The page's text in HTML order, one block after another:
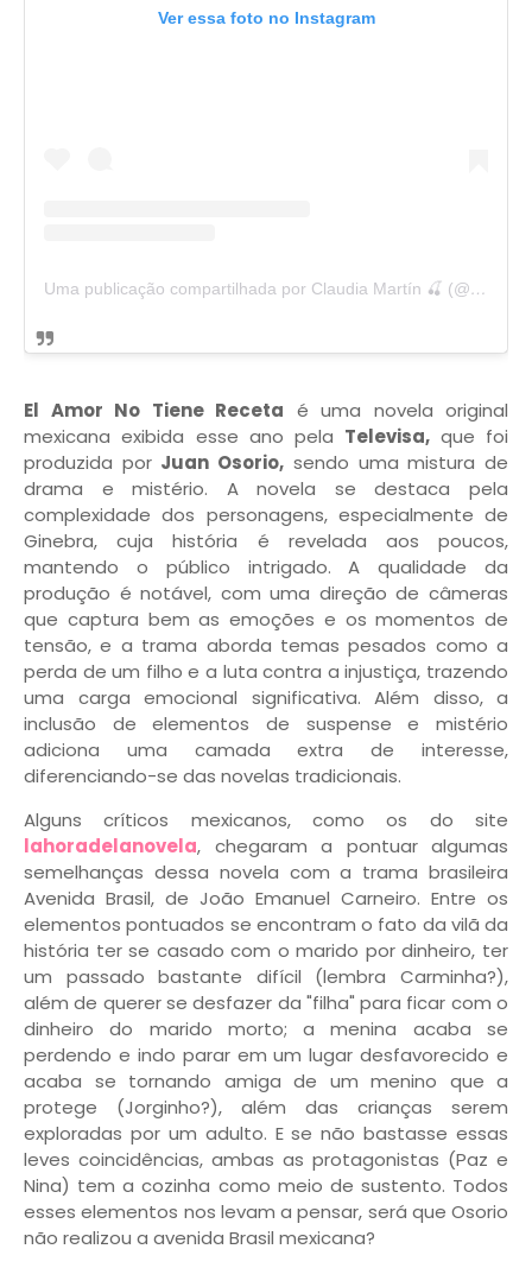
Ver essa foto no Instagram
Uma publicação compartilhada por Claudia Martín 🍒 (@claudia3martin)
El Amor No Tiene Receta é uma novela original
mexicana exibida esse ano pela Televisa, que foi
produzida por Juan Osorio, sendo uma mistura de
drama e mistério. A novela se destaca pela
complexidade dos personagens, especialmente de
Ginebra, cuja história é revelada aos poucos,
mantendo o público intrigado. A qualidade da
produção é notável, com uma direção de câmeras
que captura bem as emoções e os momentos de
tensão, e a trama aborda temas pesados como a
perda de um filho e a luta contra a injustiça, trazendo
uma carga emocional significativa. Além disso, a
inclusão de elementos de suspense e mistério
adiciona uma camada extra de interesse,
diferenciando-se das novelas tradicionais.
Alguns críticos mexicanos, como os do site
lahoradelanovela, chegaram a pontuar algumas
semelhanças dessa novela com a trama brasileira
Avenida Brasil, de João Emanuel Carneiro. Entre os
elementos pontuados se encontram o fato da vilã da
história ter se casado com o marido por dinheiro, ter
um passado bastante difícil (lembra Carminha?),
além de querer se desfazer da "filha" para ficar com o
dinheiro do marido morto; a menina acaba se
perdendo e indo parar em um lugar desfavorecido e
acaba se tornando amiga de um menino que a
protege (Jorginho?), além das crianças serem
exploradas por um adulto. E se não bastasse essas
leves coincidências, ambas as protagonistas (Paz e
Nina) tem a cozinha como meio de sustento. Todos
esses elementos nos levam a pensar, será que Osorio
não realizou a avenida Brasil mexicana?